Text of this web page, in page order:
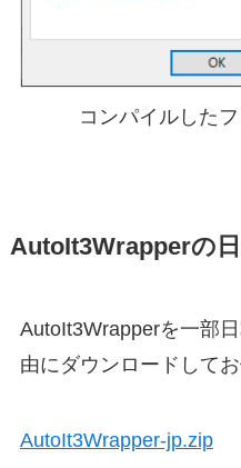
コンパイルした
AutoIt3Wrapperの
AutoIt3Wrapperを一部
由にダウンロードしてお
AutoIt3Wrapper-jp.zip